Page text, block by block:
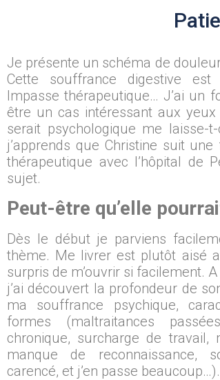
Je présente un schéma de
Cette souffrance digestive est
Impasse thérapeutique… J’ai un
être un cas intéressant aux
serait psychologique me laisse-
j’apprends que Christine suit
thérapeutique avec l’hôpital de
sujet.
Peut-être qu’elle
Dès le début je parviens
thème. Me livrer est plutôt aisé
surpris de m’ouvrir si facilement.
j’ai découvert la profondeur de
ma souffrance psychique,
formes (maltraitances
chronique, surcharge de travail,
manque de reconnaissance,
carencé, et j’en passe beaucoup…).